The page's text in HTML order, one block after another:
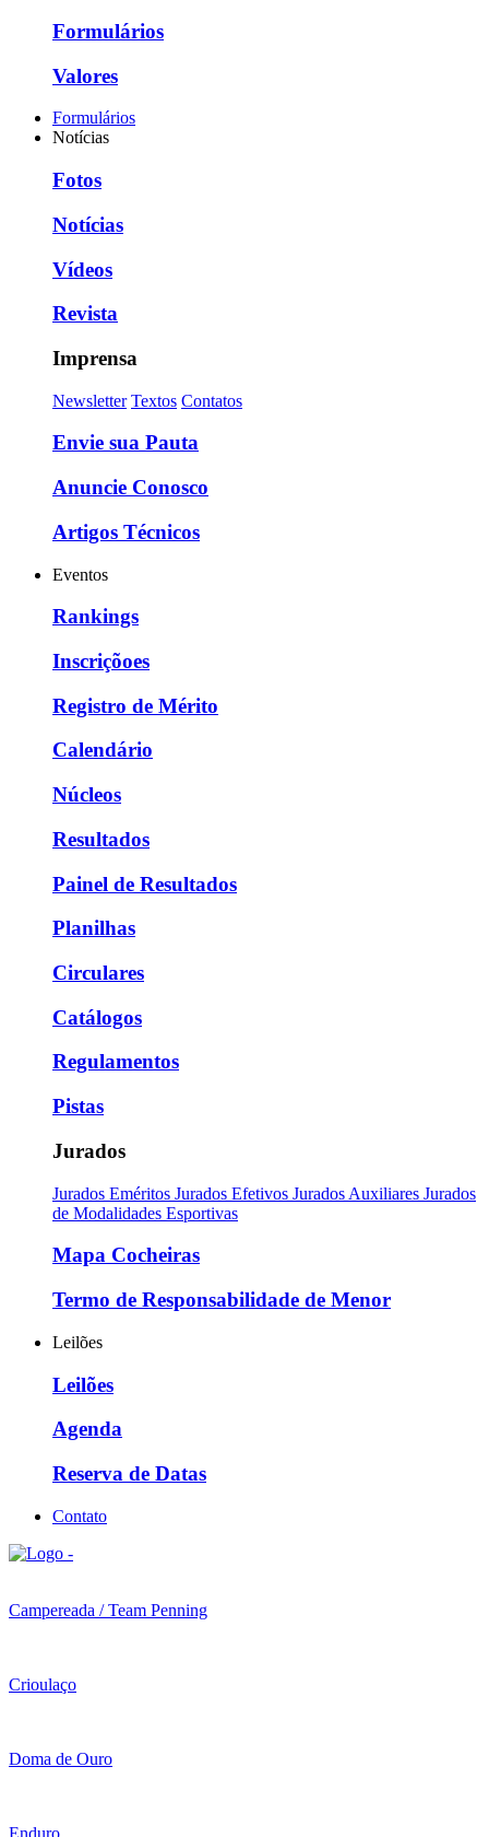
Formulários
Valores
Formulários
Notícias
Fotos
Notícias
Vídeos
Revista
Imprensa
Newsletter Textos Contatos
Envie sua Pauta
Anuncie Conosco
Artigos Técnicos
Eventos
Rankings
Inscriçõoes
Registro de Mérito
Calendário
Núcleos
Resultados
Painel de Resultados
Planilhas
Circulares
Catálogos
Regulamentos
Pistas
Jurados
Jurados Eméritos Jurados Efetivos Jurados Auxiliares Jurados
de Modalidades Esportivas
Mapa Cocheiras
Termo de Responsabilidade de Menor
Leilões
Leilões
Agenda
Reserva de Datas
Contato
Campereada / Team Penning
Crioulaço
Doma de Ouro
Enduro